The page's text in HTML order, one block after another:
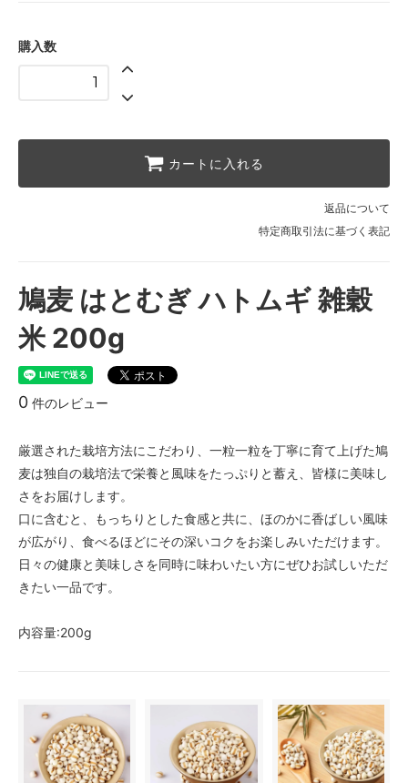
購入数
カートに入れる
返品について
特定商取引法に基づく表記
鳩麦 はとむぎ ハトムギ 雑穀
米 200g
0 件のレビュー
厳選された栽培方法にこだわり、一粒一粒を丁寧に育て上げた鳩
麦は独自の栽培法で栄養と風味をたっぷりと蓄え、皆様に美味し
さをお届けします。
口に含むと、もっちりとした食感と共に、ほのかに香ばしい風味
が広がり、食べるほどにその深いコクをお楽しみいただけます。
日々の健康と美味しさを同時に味わいたい方にぜひお試しいただ
きたい一品です。
内容量:200g